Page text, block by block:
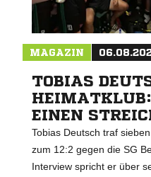
MAGAZIN
TOBIAS
EINEN
Tobias Deutsch traf
zum 12:2 gegen die SG
Interview spricht er über